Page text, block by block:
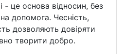
- це основа відносин, без
допомога. Чесність,
дозволяють довіряти
творити добро.